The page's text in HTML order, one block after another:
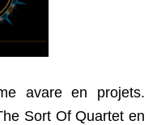
avare en projets.
Sort Of Quartet en